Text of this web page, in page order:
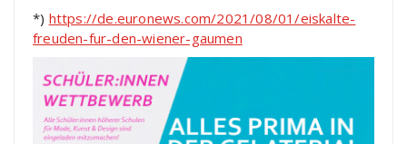
*) https://de.euronews.com/2021/08/01/eiskalte-
freuden-fur-den-wiener-gaumen